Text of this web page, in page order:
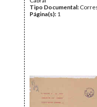
Tipo Documental:
Página(s): 1